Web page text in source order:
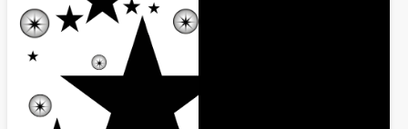
opvallende Japanse geluidseffecten.